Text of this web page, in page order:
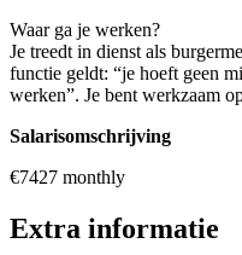
Waar ga je werken?
Je treedt in dienst als
functie geldt: “je hoeft geen
werken”. Je bent werkzaam
Salarisomschrijving
€7427 monthly
Extra informatie